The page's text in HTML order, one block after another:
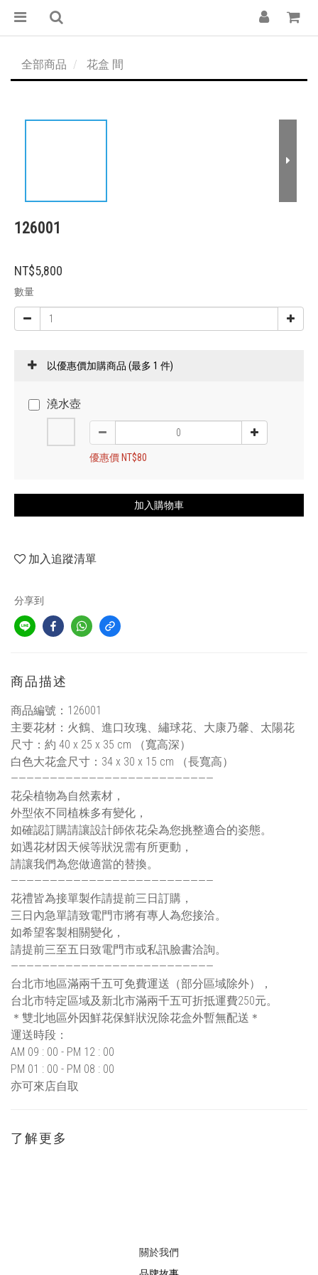
全部商品 花盒 間
126001
NT$5,800
數量
以優惠價加購商品 (最多 1 件)
澆水壺
優惠價 NT$80
加入購物車
加入追蹤清單
分享到
商品描述
商品編號：126001
主要花材：火鶴、進口玫瑰、繡球花、大康乃馨、太陽花
尺寸：約 40 x 25 x 35 cm （寬高深）
白色大花盒尺寸：34 x 30 x 15 cm （長寬高）
——————————————————————————
花朵植物為自然素材，
外型依不同植株多有變化，
如確認訂購請讓設計師依花朵為您挑整適合的姿態。
如遇花材因天候等狀況需有所更動，
請讓我們為您做適當的替換。
——————————————————————————
花禮皆為接單製作請提前三日訂購，
三日內急單請致電門市將有專人為您接洽。
如希望客製相關變化，
請提前三至五日致電門市或私訊臉書洽詢。
——————————————————————————
台北市地區滿兩千五可免費運送（部分區域除外），
台北市特定區域及新北市滿兩千五可折抵運費250元。
＊雙北地區外因鮮花保鮮狀況除花盒外暫無配送＊
運送時段：
AM 09 : 00 - PM 12 : 00
PM 01 : 00 - PM 08 : 00
亦可來店自取
了解更多
關於我們